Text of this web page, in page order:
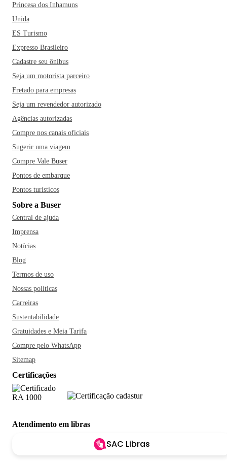
Princesa dos Inhamuns
Unida
ES Turismo
Expresso Brasileiro
Cadastre seu ônibus
Seja um motorista parceiro
Fretado para empresas
Seja um revendedor autorizado
Agências autorizadas
Compre nos canais oficiais
Sugerir uma viagem
Compre Vale Buser
Pontos de embarque
Pontos turísticos
Sobre a Buser
Central de ajuda
Imprensa
Notícias
Blog
Termos de uso
Nossas políticas
Carreiras
Sustentabilidade
Gratuidades e Meia Tarifa
Compre pelo WhatsApp
Sitemap
Certificações
Atendimento em libras
SAC Libras